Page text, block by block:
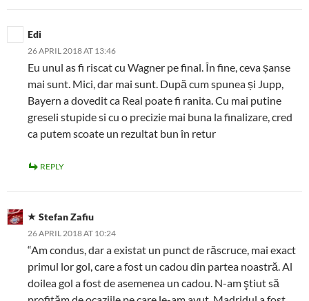
Edi
26 APRIL 2018 AT 13:46
Eu unul as fi riscat cu Wagner pe final. În fine, ceva șanse
mai sunt. Mici, dar mai sunt. După cum spunea și Jupp,
Bayern a dovedit ca Real poate fi ranita. Cu mai putine
greseli stupide si cu o precizie mai buna la finalizare, cred
ca putem scoate un rezultat bun în retur
REPLY
Stefan Zafiu
26 APRIL 2018 AT 10:24
“Am condus, dar a existat un punct de răscruce, mai exact
primul lor gol, care a fost un cadou din partea noastră. Al
doilea gol a fost de asemenea un cadou. N-am ştiut să